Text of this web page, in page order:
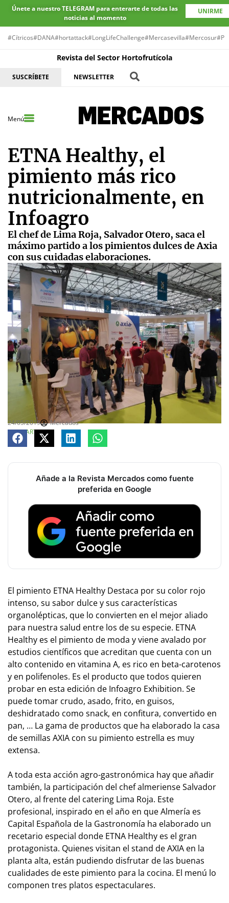
Únete a nuestro TELEGRAM para enterarte de todas las
noticias al momento
UNIRME
#Cítricos#DANA#hortattack#LongLifeChallenge#Mercasevilla#Mercosur
Revista del Sector Hortofrutícola
SUSCRÍBETE NEWSLETTER
Menú
ETNA Healthy, el
pimiento más rico
nutricionalmente, en
Infoagro
El chef de Lima Roja, Salvador Otero, saca el
máximo partido a los pimientos dulces de Axia
con sus cuidadas elaboraciones.
24/05/2019
Mercados
COMPARTE
Añade a la Revista Mercados como fuente
preferida en Google
El pimiento ETNA Healthy Destaca por su color rojo
intenso, su sabor dulce y sus características
organolépticas, que lo convierten en el mejor aliado
para nuestra salud entre los de su especie. ETNA
Healthy es el pimiento de moda y viene avalado por
estudios científicos que acreditan que cuenta con un
alto contenido en vitamina A, es rico en beta-carotenos
y en polifenoles. Es el producto que todos quieren
probar en esta edición de Infoagro Exhibition. Se
puede tomar crudo, asado, frito, en guisos,
deshidratado como snack, en confitura, convertido en
pan, … La gama de productos que ha elaborado la casa
de semillas AXIA con su pimiento estrella es muy
extensa.
A toda esta acción agro-gastronómica hay que añadir
también, la participación del chef almeriense Salvador
Otero, al frente del catering Lima Roja. Este
profesional, inspirado en el año en que Almería es
Capital Española de la Gastronomía ha elaborado un
recetario especial donde ETNA Healthy es el gran
protagonista. Quienes visitan el stand de AXIA en la
planta alta, están pudiendo disfrutar de las buenas
cualidades de este pimiento para la cocina. El menú lo
componen tres platos espectaculares.